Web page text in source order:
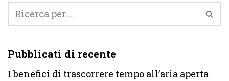
Pubblicati di recente
I benefici di trascorrere tempo all’aria aperta